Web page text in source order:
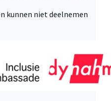
kunnen niet deelnemen